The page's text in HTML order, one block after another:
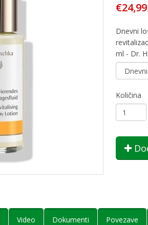
€24,99
Dnevni
ml - Dr.
Količina
Video Dokumenti Povezave